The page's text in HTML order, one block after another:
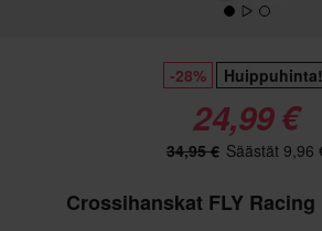
-28% Huippuhinta!
24,99 €
34,95 € Säästät 9,96
Crossihanskat FLY